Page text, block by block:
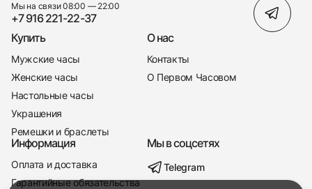
+7 916 221-22-37
Мы на связи 08:00 — 22:00
+7 916 221-22-37
Купить
Мужские часы
Женские часы
Настольные часы
Украшения
Ремешки и браслеты
О нас
Контакты
О Первом Часовом
Информация
Оплата и доставка
Гарантийные обязательства
Мы в соцсетях
Telegram